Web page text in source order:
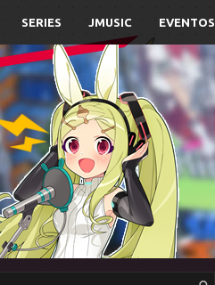
SERIES JMUSIC EVENTOS